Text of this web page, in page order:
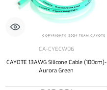
CA-CYECW06
CAYOTE 13AWG Silicone Cable (100cm)-
Aurora Green